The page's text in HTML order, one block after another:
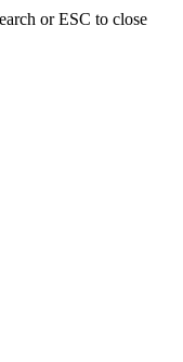
or ESC to close